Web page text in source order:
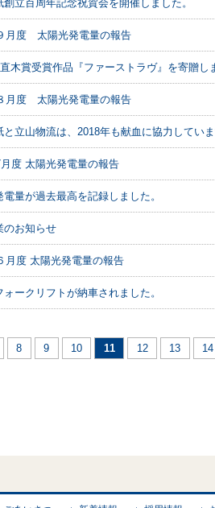
立百周年記念祝賀会を開催しました。
月度 太陽光発電量の報告
木賞受賞作品『ファーストラヴ』を寄贈し
月度 太陽光発電量の報告
立山物流は、2018年も献血に協力していま
度 太陽光発電量の報告
量が過去最高を記録しました。
のお知らせ
月度 太陽光発電量の報告
ークリフトが納車されました。
8 9 10 11 12 13 14